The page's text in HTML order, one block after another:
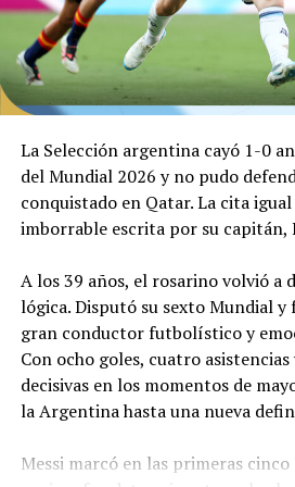
remate de media distancia de Dani
cabezazo de Ferrán Tórres, ambas
Dibu Martínez.
dos remates desde afuera del área
otra vez Dibu dijo presente para
Sobre el final, Enzo Fernández vio
suplementario, que llegó luego de
de Dibu luego de un tiro libre de
Argentina aguantaba en el
embargo, una pelota cruzada al
Ferrán que decretó el 1-0.
La Selección argentina cayó 1-0
del Mundial 2026 y no pudo
conquistado en Qatar. La cita
imborrable escrita por su capitán,
A los 39 años, el rosarino volvió a
lógica. Disputó su sexto Mundial y
gran conductor futbolístico y
Con ocho goles, cuatro
decisivas en los momentos de
la Argentina hasta una nueva
Messi marcó en las primeras